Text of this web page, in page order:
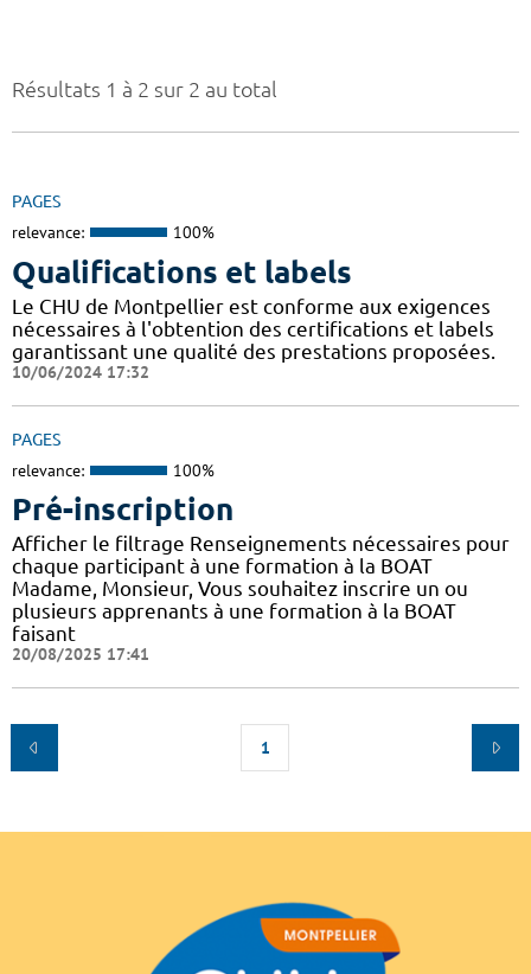
Résultats 1 à 2 sur 2 au total
PAGES
relevance: 100%
Qualifications et labels
Le CHU de Montpellier est conforme aux exigences
nécessaires à l'obtention des certifications et labels
garantissant une qualité des prestations proposées.
10/06/2024 17:32
PAGES
relevance: 100%
Pré-inscription
Afficher le filtrage Renseignements nécessaires pour
chaque participant à une formation à la BOAT
Madame, Monsieur, Vous souhaitez inscrire un ou
plusieurs apprenants à une formation à la BOAT
faisant
20/08/2025 17:41
1